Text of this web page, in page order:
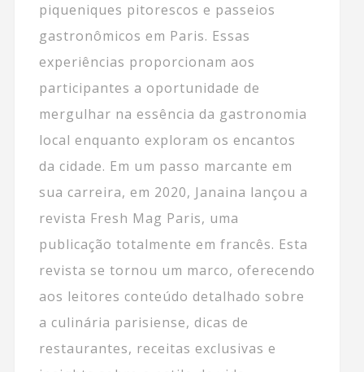
piqueniques pitorescos e passeios
gastronômicos em Paris. Essas
experiências proporcionam aos
participantes a oportunidade de
mergulhar na essência da gastronomia
local enquanto exploram os encantos
da cidade. Em um passo marcante em
sua carreira, em 2020, Janaina lançou a
revista Fresh Mag Paris, uma
publicação totalmente em francês. Esta
revista se tornou um marco, oferecendo
aos leitores conteúdo detalhado sobre
a culinária parisiense, dicas de
restaurantes, receitas exclusivas e